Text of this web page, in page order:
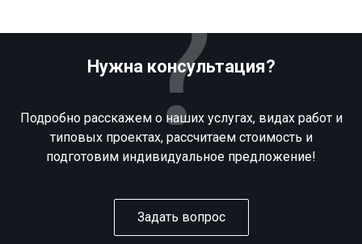
Нужна консультация?
Подробно расскажем о наших услугах, видах работ и
типовых проектах, рассчитаем стоимость и
подготовим индивидуальное предложение!
Задать вопрос